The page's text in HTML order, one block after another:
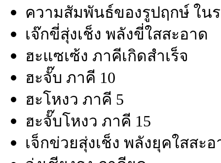
ความสัมพันธ์ของรูปฤกษ์ ใน
เจ๊กขี่สุ่งเช็ง พลังขี่ใสสะอาด
ฮะแซเซ้ง ภาคีเกิดสำเร็จ
ฮะจั๊บ ภาคี 10
ฮะโหงว ภาคี 5
ฮะจั๊บโหงว ภาคี 15
เจ็กข่วยสุ่งเช็ง พลังยุคใสสะอ